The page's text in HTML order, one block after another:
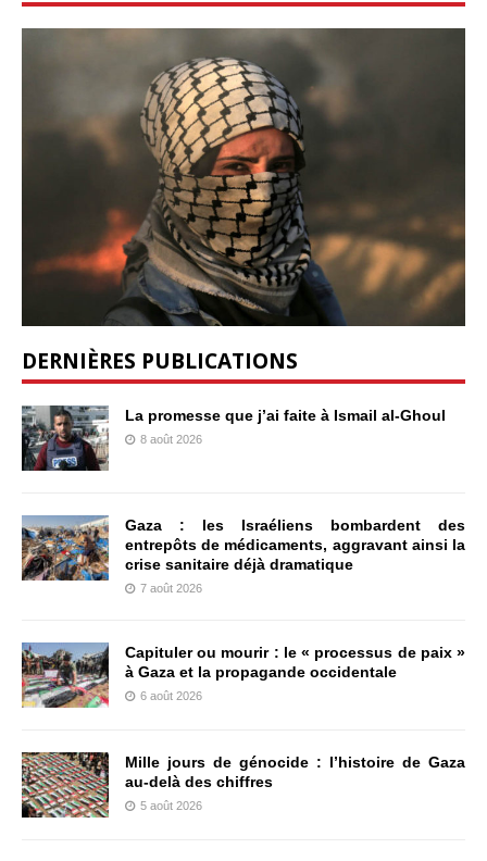
DERNIÈRES PUBLICATIONS
La promesse que j’ai faite à Ismail al-Ghoul
8 août 2026
Gaza : les Israéliens bombardent des
entrepôts de médicaments, aggravant ainsi la
crise sanitaire déjà dramatique
7 août 2026
Capituler ou mourir : le « processus de paix »
à Gaza et la propagande occidentale
6 août 2026
Mille jours de génocide : l’histoire de Gaza
au-delà des chiffres
5 août 2026